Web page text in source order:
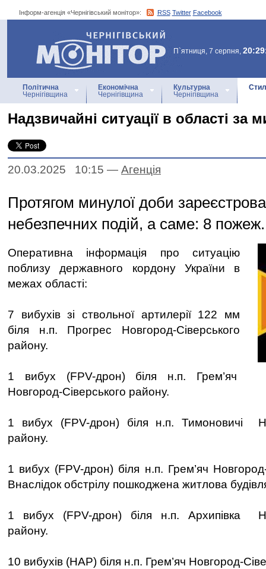
Інформ-агенція «Чернігівський монітор»: RSS Twitter Facebook
Інформ-агенція
«Чернігівський монітор»
П`ятниця, 7 серпня,
Політична
Чернігівщина
Економічна
Чернігівщина
Культурна
Чернігівщина
Надзвичайні ситуації в області за
20.03.2025 10:15 — Агенцiя
Протягом минулої доби
небезпечних подій, а саме: 8 пожеж.
Оперативна інформація про ситуацію
поблизу державного кордону України в
межах області:
7 вибухів зі ствольної артилерії 122 мм
біля н.п. Прогрес Новгород-Сіверського
району.
1 вибух (FPV-дрон) біля н.п. Грем’яч
Новгород-Сіверського району.
1 вибух (FPV-дрон) біля н.п. Тимоновичі
району.
1 вибух (FPV-дрон) біля н.п. Грем’яч
Внаслідок обстрілу пошкоджена житлова
1 вибух (FPV-дрон) біля н.п. Архипівка
району.
10 вибухів (НАР) біля н.п. Грем’яч Новгород-